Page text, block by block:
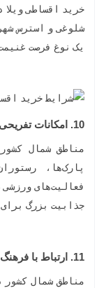
خرید اقساطی
شلوغی و استرس
یک نوغ فرصت
10. امکانات
مناطق شمال
پارک‌ها،
فعالیت‌های
جذابیت بزرگ برای
11. ارتباط با فرهنگ و تاریخ:
مناطق شمال کشور